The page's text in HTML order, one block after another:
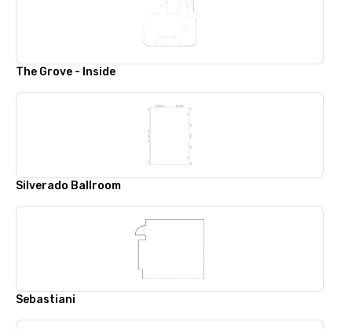
The Grove - Inside
Silverado Ballroom
Sebastiani